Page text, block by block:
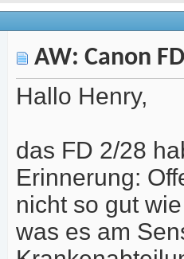
AW: Canon
Hallo Henry,
das FD 2/28
Erinnerung:
nicht so gut
was es am